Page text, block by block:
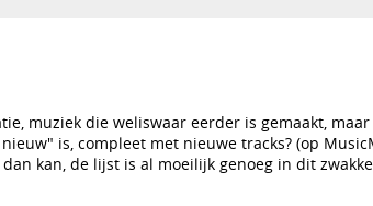
muziek die weliswaar eerder is gemaakt,
is, compleet met nieuwe tracks? (op
kan, de lijst is al moeilijk genoeg in dit